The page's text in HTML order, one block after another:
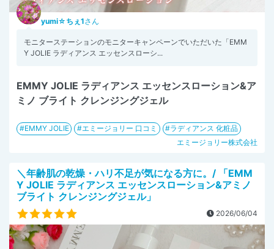
yumi☆ちぇ1さん
モニターステーションのモニターキャンペーンでいただいた「EMM
Y JOLIE ラディアンス エッセンスローシ...
EMMY JOLIE ラディアンス エッセンスローション&ア
ミノ ブライト クレンジングジェル
EMMY JOLIE エミージョリー 口コミ
ラディアンス 化粧品
エミージョリー株式会社
＼年齢肌の乾燥・ハリ不足が気になる方に。/ 「EMM
Y JOLIE ラディアンス エッセンスローション&アミノ
ブライト クレンジングジェル」
2026/06/04